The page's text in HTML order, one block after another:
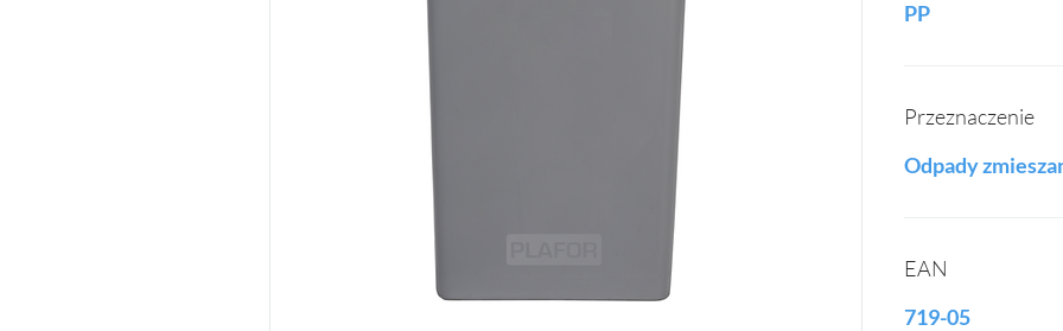
PP
Przeznaczenie
Odpady
EAN
719-05